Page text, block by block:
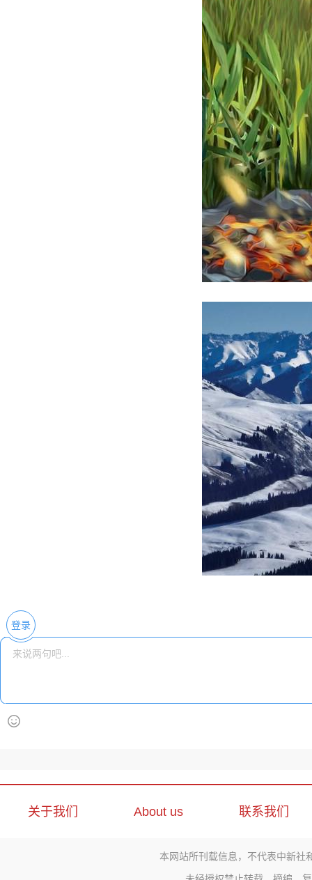
登录
关于我们 About us 联系我们
本网站所刊载信息，不代表中新社